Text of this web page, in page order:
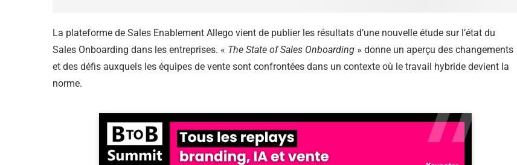
La plateforme de Sales Enablement Allego vient de publier les résultats d’une nouvelle étude sur l’état du
Sales Onboarding dans les entreprises. « The State of Sales Onboarding » donne un aperçu des changements
et des défis auxquels les équipes de vente sont confrontées dans un contexte où le travail hybride devient la
norme.